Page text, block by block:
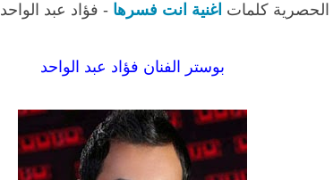
الحصرية كلمات اغنية انت فسرها - فؤاد عبد الواحد
بوستر الفنان فؤاد عبد الواحد